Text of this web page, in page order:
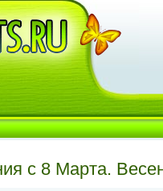
с 8 Марта.